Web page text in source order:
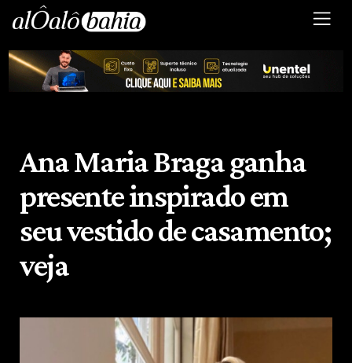
Ana Maria Braga ganha
presente inspirado em
seu vestido de casamento;
veja